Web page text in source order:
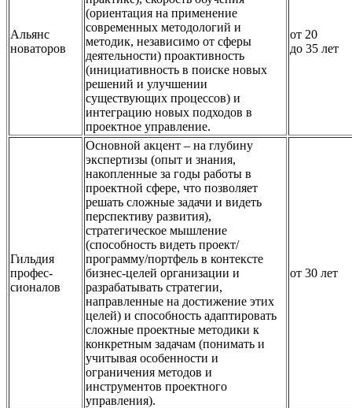
Альянс
новаторов
(ориентация на применение
современных методологий и
методик, независимо от сферы
деятельности) проактивность
(инициативность в поиске новых
решений и улучшении
существующих процессов) и
интеграцию новых подходов в
проектное управление.
от 20
до 35 лет
Гильдия
профес-
сионалов
Основной акцент – на глубину
экспертизы (опыт и знания,
накопленные за годы работы в
проектной сфере, что позволяет
решать сложные задачи и видеть
перспективу развития),
стратегическое мышление
(способность видеть проект/
программу/портфель в контексте
бизнес-целей организации и
разрабатывать стратегии,
направленные на достижение этих
целей) и способность адаптировать
сложные проектные методики к
конкретным задачам (понимать и
учитывая особенности и
ограничения методов и
инструментов проектного
управления).
от 30 лет